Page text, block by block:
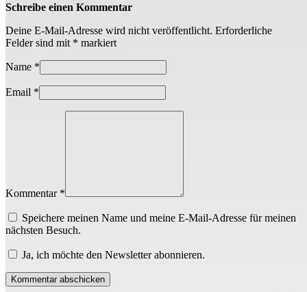
Schreibe einen Kommentar
Deine E-Mail-Adresse wird nicht veröffentlicht. Erforderliche
Felder sind mit * markiert
Name *
Email *
Kommentar *
Speichere meinen Name und meine E-Mail-Adresse für meinen
nächsten Besuch.
Ja, ich möchte den Newsletter abonnieren.